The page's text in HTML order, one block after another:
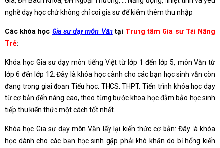
nghề dạy học chứ không chỉ coi gia sư để kiếm thêm thu nhập.
Các khóa học Gia sư dạy môn Văntại Trung tâm Gia sư Tài Năng
Trẻ:
Khóa học Gia sư dạy môn tiếng Việt từ lớp 1 đến lớp 5, môn Văn từ
lớp 6 đến lớp 12: Đây là khóa học dành cho các bạn học sinh vẫn còn
đang trong giai đoạn Tiểu học, THCS, THPT. Tiến trình khóa học dạy
từ cơ bản đến nâng cao, theo từng bước khoa học đảm bảo học sinh
tiếp thu kiến thức một cách tốt nhất.
Khóa học Gia sư dạy môn Văn lấy lại kiến thức cơ bản: Đây là khóa
học dành cho các bạn học sinh gặp phải khó khăn do bị hổng kiến